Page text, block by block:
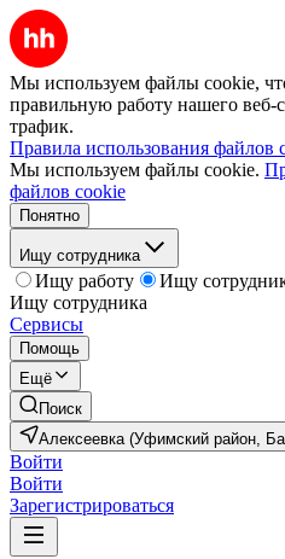
Мы используем файлы cookie,
правильную работу нашего веб-
трафик.
Правила использования файлов
Мы используем файлы cookie.
файлов cookie
Понятно
Ищу сотрудника
Ищу работу
Ищу
Ищу сотрудника
Сервисы
Помощь
Ещё
Поиск
Алексеевка (Уфимский район,
Войти
Войти
Зарегистрироваться